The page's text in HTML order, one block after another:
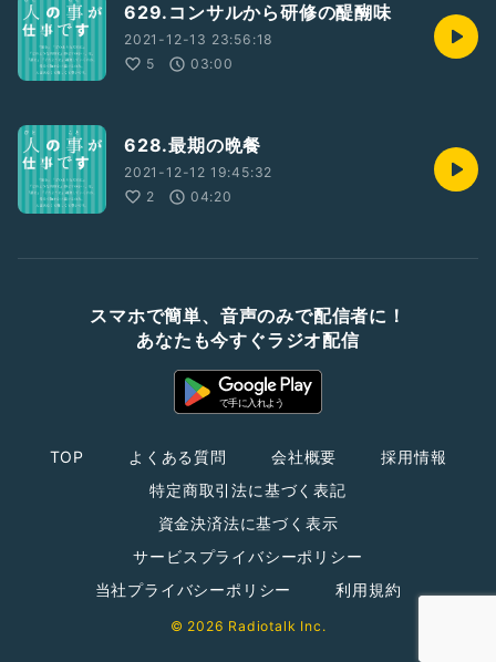
629.コンサルから研修の醍醐味
2021-12-13 23:56:18
5
03:00
628.最期の晩餐
2021-12-12 19:45:32
2
04:20
スマホで簡単、音声のみで配信者に！
あなたも今すぐラジオ配信
TOP よくある質問 会社概要
採用情報
特定商取引法に基づく表記
資金決済法に基づく表示
サービスプライバシーポリシー
当社プライバシーポリシー
利用規約
© 2026 Radiotalk Inc.